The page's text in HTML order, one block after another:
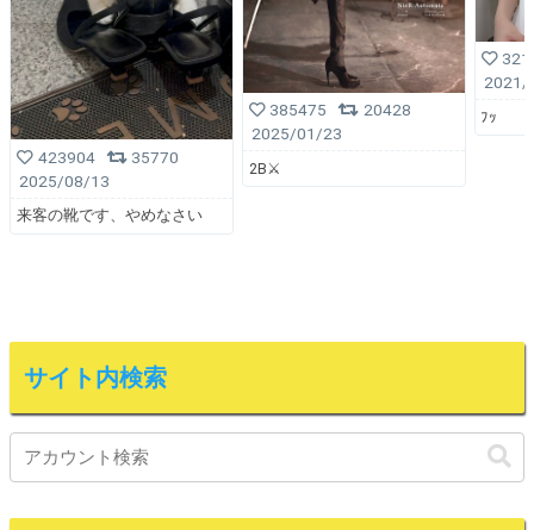
423904
35770
2025/08/13
来客の靴です、やめなさい
385475
20428
2025/01/23
2B⚔️
2021/
ﾌｯ
サイト内検索